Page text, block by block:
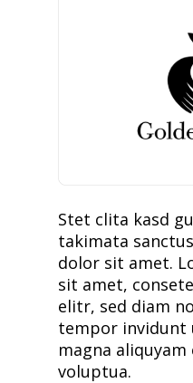
Stet clita kasd
takimata
dolor sit amet.
sit amet,
elitr, sed diam
tempor invidunt
magna
voluptua.